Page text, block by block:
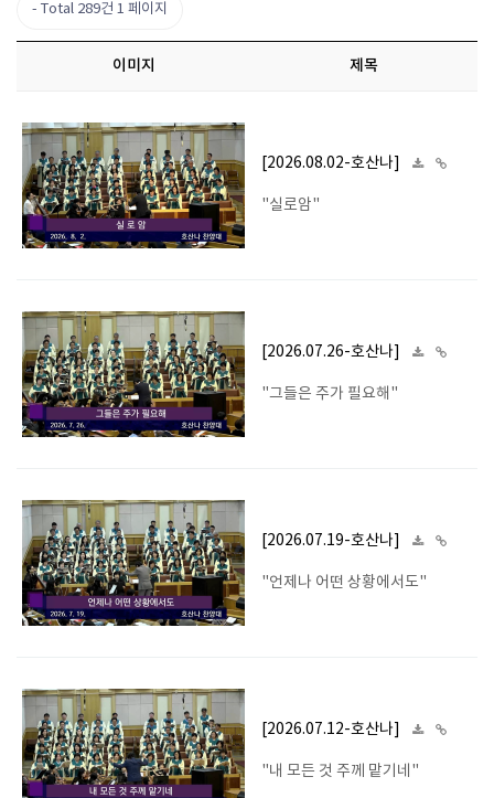
Total 289건 1 페이지
이미지 제목
[2026.08.02-호산나]
"실로암"
[2026.07.26-호산나]
"그들은 주가 필요해"
[2026.07.19-호산나]
"언제나 어떤 상황에서도"
[2026.07.12-호산나]
"내 모든 것 주께 맡기네"